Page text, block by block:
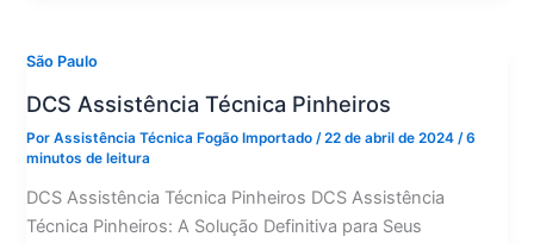
São Paulo
DCS Assistência Técnica Pinheiros
PorAssistência Técnica Fogão Importado/22 de abril de 2024/6
minutos de leitura
DCS Assistência Técnica Pinheiros DCS Assistência
Técnica Pinheiros: A Solução Definitiva para Seus